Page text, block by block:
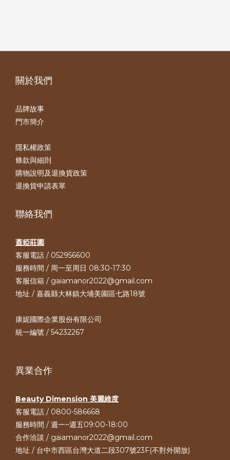
關於我們
品牌故事
門市簡介
隱私權政策
條款與細則
購物說明及退換貨政策
退換貨申請表單
聯絡我們
蓋婭莊園
客服電話 / 052956600
服務時間 / 周一至周日 08:30-17:30
客服信箱 / gaiamanor2022@gmail.com
地址 / 嘉義縣大林鎮大埔美園區七路18號
康妮國際企業股份有限公司
統一編號 / 54232267
異業合作
Beauty Dimension 美麗維度
客服電話 / 0800-586668
服務時間 / 週一~週五09:00-18:00
合作洽談 / gaiamanor2022@gmail.com
地址 / 台中市西區台灣大道二段307號23F(不對外開放)